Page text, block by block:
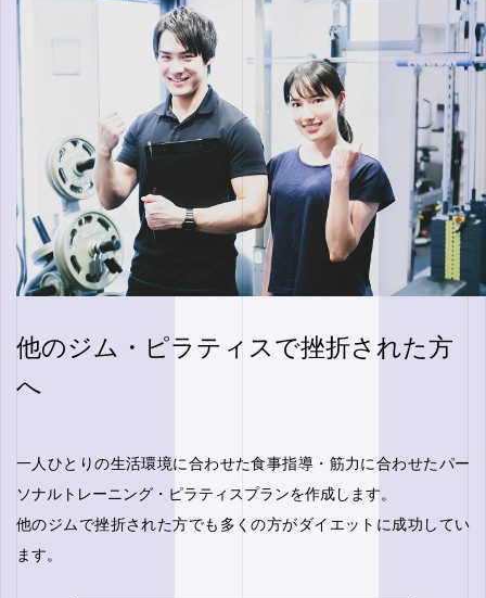
他のジム・ピラティスで挫折された方
へ
一人ひとりの生活環境に合わせた食事指導・筋力に合わせたパー
ソナルトレーニング・ピラティスプランを作成します。
他のジムで挫折された方でも多くの方がダイエットに成功してい
ます。